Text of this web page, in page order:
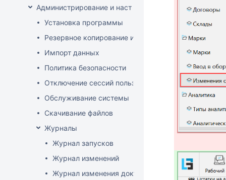
Администрирование и настройка
Установка программы
Резервное копирование и восстановление базы
Импорт данных
Политика безопасности
Отключение сессий пользователя
Обслуживание системы
Скачивание файлов
Журналы
Журнал запусков
Журнал изменений
Журнал изменения документов